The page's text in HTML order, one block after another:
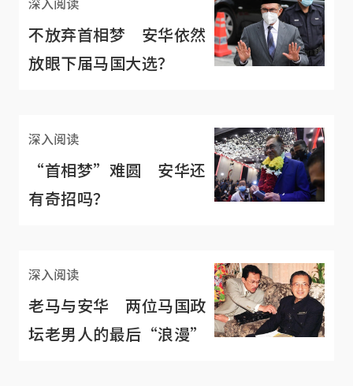
不放弃首相梦 安华依然
放眼下届马国大选？
深入阅读
“首相梦”难圆 安华还
有奇招吗？
深入阅读
老马与安华 两位马国政
坛老男人的最后“浪漫”